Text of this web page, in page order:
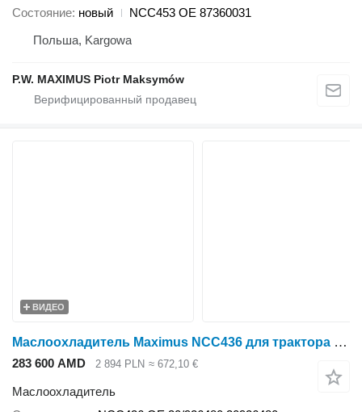
Состояние новый
NCC453 OE 87360031
Польша, Kargowa
P.W. MAXIMUS Piotr Maksymów
ВИДЕО
Маслоохладитель Maximus NCC436 для трактора колесного JCB FASTRACK 8250 , 8310 , 8280
283 600 AMD 2 894 PLN ≈ 672,10 €
Маслоохладитель